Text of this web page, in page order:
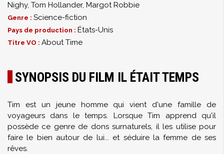
Nighy, Tom Hollander, Margot Robbie
Genre : Science-fiction
Pays de production : États-Unis
Titre VO : About Time
SYNOPSIS DU FILM IL ÉTAIT TEMPS
Tim est un jeune homme qui vient d'une famille de
voyageurs dans le temps. Lorsque Tim apprend qu'il
possède ce genre de dons surnaturels, il les utilise pour
faire le bien autour de lui... et séduire la femme de ses
rêves.